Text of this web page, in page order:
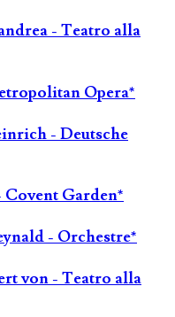
- Teatro alla
Opera*
- Deutsche
Garden*
- Orchestre*
von - Teatro alla